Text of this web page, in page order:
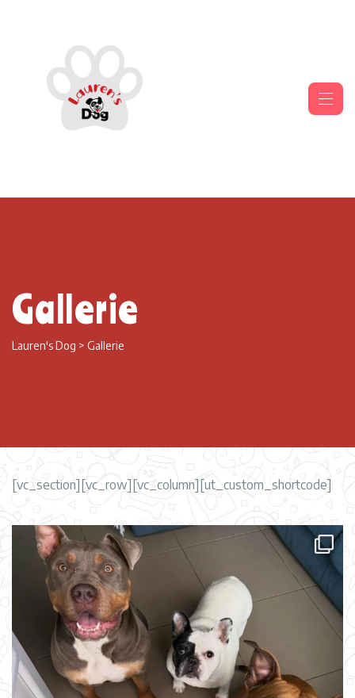
Gallerie
Lauren's Dog > Gallerie
[vc_section][vc_row][vc_column][ut_custom_shortcode]